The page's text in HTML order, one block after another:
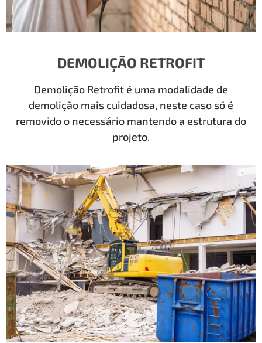
DEMOLIÇÃO RETROFIT
Demolição Retrofit é uma modalidade de
demolição mais cuidadosa, neste caso só é
removido o necessário mantendo a estrutura do
projeto.